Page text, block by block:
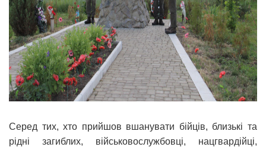
Серед тих, хто прийшов вшанувати бійців, близькі та
рідні загиблих, військовослужбовці, нацгвардійці,